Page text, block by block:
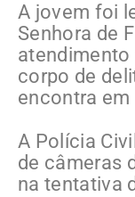
A jovem foi
Senhora de
atendimento
corpo de
encontra
A Polícia
de câmeras
na tentativa